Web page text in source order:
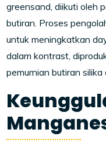
greensand, diikuti oleh
butiran. Proses
untuk meningkatkan
dalam kontrast,
pemurnian butiran silika